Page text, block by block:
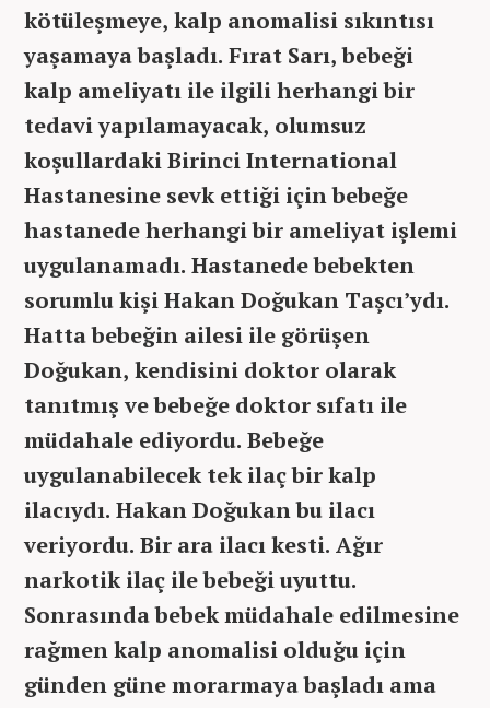
kötüleşmeye, kalp anomalisi sıkıntısı
yaşamaya başladı. Fırat Sarı, bebeği
kalp ameliyatı ile ilgili herhangi bir
tedavi yapılamayacak, olumsuz
koşullardaki Birinci International
Hastanesine sevk ettiği için bebeğe
hastanede herhangi bir ameliyat işlemi
uygulanamadı. Hastanede bebekten
sorumlu kişi Hakan Doğukan Taşcı’ydı.
Hatta bebeğin ailesi ile görüşen
Doğukan, kendisini doktor olarak
tanıtmış ve bebeğe doktor sıfatı ile
müdahale ediyordu. Bebeğe
uygulanabilecek tek ilaç bir kalp
ilacıydı. Hakan Doğukan bu ilacı
veriyordu. Bir ara ilacı kesti. Ağır
narkotik ilaç ile bebeği uyuttu.
Sonrasında bebek müdahale edilmesine
rağmen kalp anomalisi olduğu için
günden güne morarmaya başladı ama